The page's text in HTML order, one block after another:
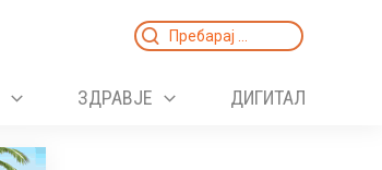
Search
ЗДРАВЈЕ ДИГИТАЛ